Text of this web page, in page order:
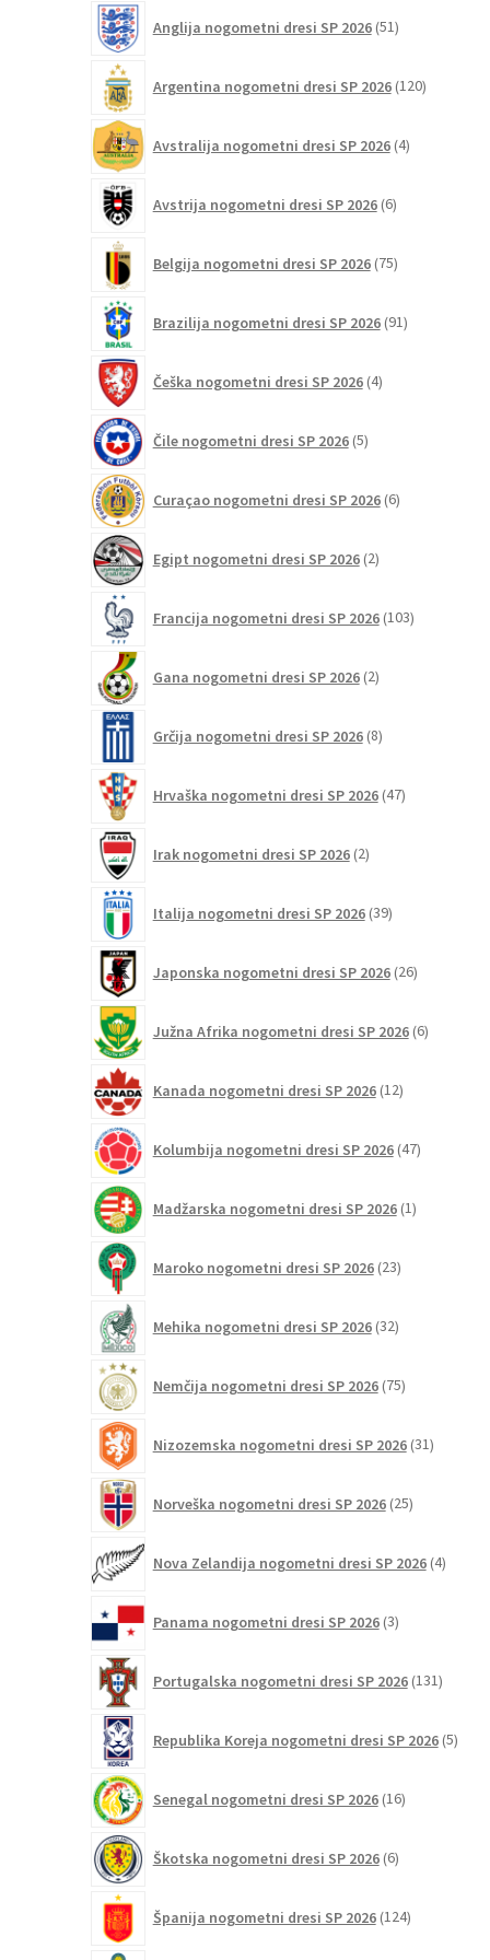
strani
Anglija nogometni dresi SP 2026 51izdelkov
Argentina nogometni dresi SP 2026 120izdelkov
Avstralija nogometni dresi SP 2026 4izdelki
Avstrija nogometni dresi SP 2026 6izdelkov
Belgija nogometni dresi SP 2026 75izdelkov
Brazilija nogometni dresi SP 2026 91izdelkov
Češka nogometni dresi SP 2026 4izdelki
Čile nogometni dresi SP 2026 5izdelkov
Curaçao nogometni dresi SP 2026 6izdelkov
Egipt nogometni dresi SP 2026 2izdelka
Francija nogometni dresi SP 2026 103izdelki
Gana nogometni dresi SP 2026 2izdelka
Grčija nogometni dresi SP 2026 8izdelkov
Hrvaška nogometni dresi SP 2026 47izdelkov
Irak nogometni dresi SP 2026 2izdelka
Italija nogometni dresi SP 2026 39izdelkov
Japonska nogometni dresi SP 2026 26izdelkov
Južna Afrika nogometni dresi SP 2026 6izdelkov
Kanada nogometni dresi SP 2026 12izdelkov
Kolumbija nogometni dresi SP 2026 47izdelkov
Madžarska nogometni dresi SP 2026 1izdelek
Maroko nogometni dresi SP 2026 23izdelkov
Mehika nogometni dresi SP 2026 32izdelkov
Nemčija nogometni dresi SP 2026 75izdelkov
Nizozemska nogometni dresi SP 2026 31izdelkov
Norveška nogometni dresi SP 2026 25izdelkov
Nova Zelandija nogometni dresi SP 2026 4izdelki
Panama nogometni dresi SP 2026 3izdelki
Portugalska nogometni dresi SP 2026 131
Republika Koreja nogometni dresi SP 2026 5
Senegal nogometni dresi SP 2026 16izdelkov
Škotska nogometni dresi SP 2026 6izdelkov
Španija nogometni dresi SP 2026 124izdelkov